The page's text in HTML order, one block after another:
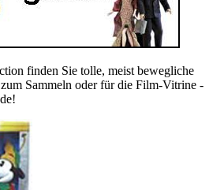
finden Sie tolle, meist bewegliche
Sammeln oder für die Film-Vitrine -